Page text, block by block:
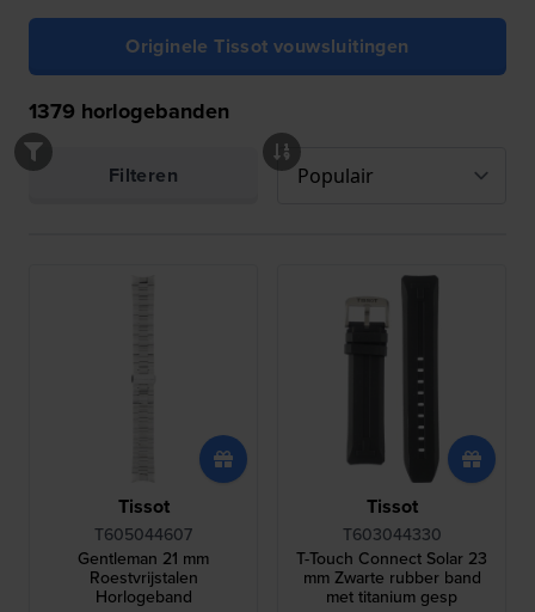
Originele Tissot vouwsluitingen
1379 horlogebanden
Filteren
Tissot
T605044607
Gentleman 21 mm
Roestvrijstalen
Horlogeband
Tissot
T603044330
T-Touch Connect Solar 23
mm Zwarte rubber band
met titanium gesp